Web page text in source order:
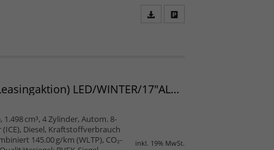
Verso TEAMPLAYER L2 1.5 D-4D 96 kW AT 7-Sitzer (Leasingaktion) LED/WINTER/17"ALU/SMART/PRIVACY/2ZK/5JGARANTIE/UVM.
inkl. 19% MwSt.
1.498 cm³, 4 Zylinder, Autom. 8-
Diesel, Kraftstoffverbrauch
145.00 g/km (WLTP), CO₂-